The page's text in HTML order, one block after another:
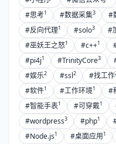
#思考1 #数据采集3 #
#反向代理1 #solo3 #
#巫妖王之怒1 #c++1
#pi4j1 #TrinityCore3
#娱乐2 #ssl2 #找工作
#软件1 #工作环境1 #
#智能手表1 #可穿戴1
#wordpress3 #php1
#Node.js1 #桌面应用1